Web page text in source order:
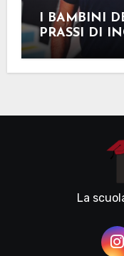
I BAMBINI
PRASSI DI
La